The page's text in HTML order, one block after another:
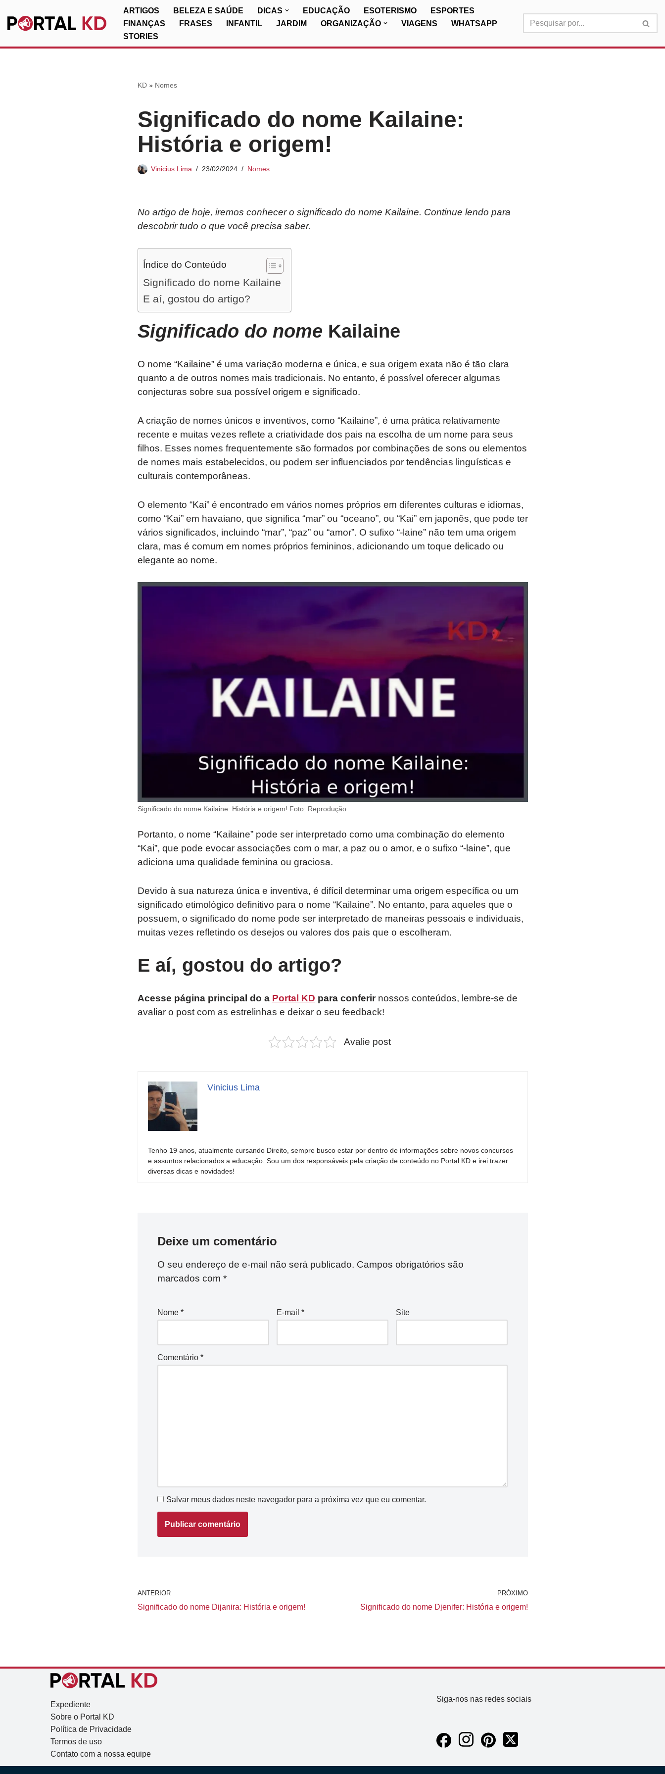
Pular
ARTIGOS BELEZA E SAÚDE DICAS EDUCAÇÃO ESOTERISMO
ESPORTES
FINANÇAS
FRASES INFANTIL JARDIM ORGANIZAÇÃO VIAGENS
WHATSAPP
STORIES
KD» Nomes
Significado do nome Kailaine:
História e origem!
Vinicius Lima 23/02/2024 Nomes
No artigo de hoje, iremos conhecer o significado do nome Kailaine. Continue lendo para
descobrir tudo o que você precisa saber.
Índice do Conteúdo
Significado do nome Kailaine
E aí, gostou do artigo?
Significado do nome Kailaine
O nome “Kailaine” é uma variação moderna e única, e sua origem exata não é tão clara
quanto a de outros nomes mais tradicionais. No entanto, é possível oferecer algumas
conjecturas sobre sua possível origem e significado.
A criação de nomes únicos e inventivos, como “Kailaine”, é uma prática relativamente
recente e muitas vezes reflete a criatividade dos pais na escolha de um nome para seus
filhos. Esses nomes frequentemente são formados por combinações de sons ou elementos
de nomes mais estabelecidos, ou podem ser influenciados por tendências linguísticas e
culturais contemporâneas.
O elemento “Kai” é encontrado em vários nomes próprios em diferentes culturas e idiomas,
como “Kai” em havaiano, que significa “mar” ou “oceano”, ou “Kai” em japonês, que pode ter
vários significados, incluindo “mar”, “paz” ou “amor”. O sufixo “-laine” não tem uma origem
clara, mas é comum em nomes próprios femininos, adicionando um toque delicado ou
elegante ao nome.
Significado do nome Kailaine: História e origem! Foto: Reprodução
Portanto, o nome “Kailaine” pode ser interpretado como uma combinação do elemento
“Kai”, que pode evocar associações com o mar, a paz ou o amor, e o sufixo “-laine”, que
adiciona uma qualidade feminina ou graciosa.
Devido à sua natureza única e inventiva, é difícil determinar uma origem específica ou um
significado etimológico definitivo para o nome “Kailaine”. No entanto, para aqueles que o
possuem, o significado do nome pode ser interpretado de maneiras pessoais e individuais,
muitas vezes refletindo os desejos ou valores dos pais que o escolheram.
E aí, gostou do artigo?
Acesse página principal do a Portal KD para conferirnossos conteúdos, lembre-se de
avaliar o post com as estrelinhas e deixar o seu feedback!
Avalie post
Vinicius Lima
Tenho 19 anos, atualmente cursando Direito, sempre busco estar por dentro de informações sobre novos concursos
e assuntos relacionados a educação. Sou um dos responsáveis pela criação de conteúdo no Portal KD e irei trazer
diversas dicas e novidades!
Deixe um comentário
O seu endereço de e-mail não será publicado. Campos obrigatórios são
marcados com *
Nome * E-mail * Site
Comentário *
Salvar meus dados neste navegador para a próxima vez que eu comentar.
ANTERIOR
Significado do nome Dijanira: História e origem!
PRÓXIMO
Significado do nome Djenifer: História e origem!
Expediente
Sobre o Portal KD
Política de Privacidade
Termos de uso
Contato com a nossa equipe
Siga-nos nas redes sociais